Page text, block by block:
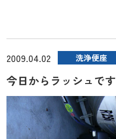
2009.04.02 洗浄便座
今日からラッシュです